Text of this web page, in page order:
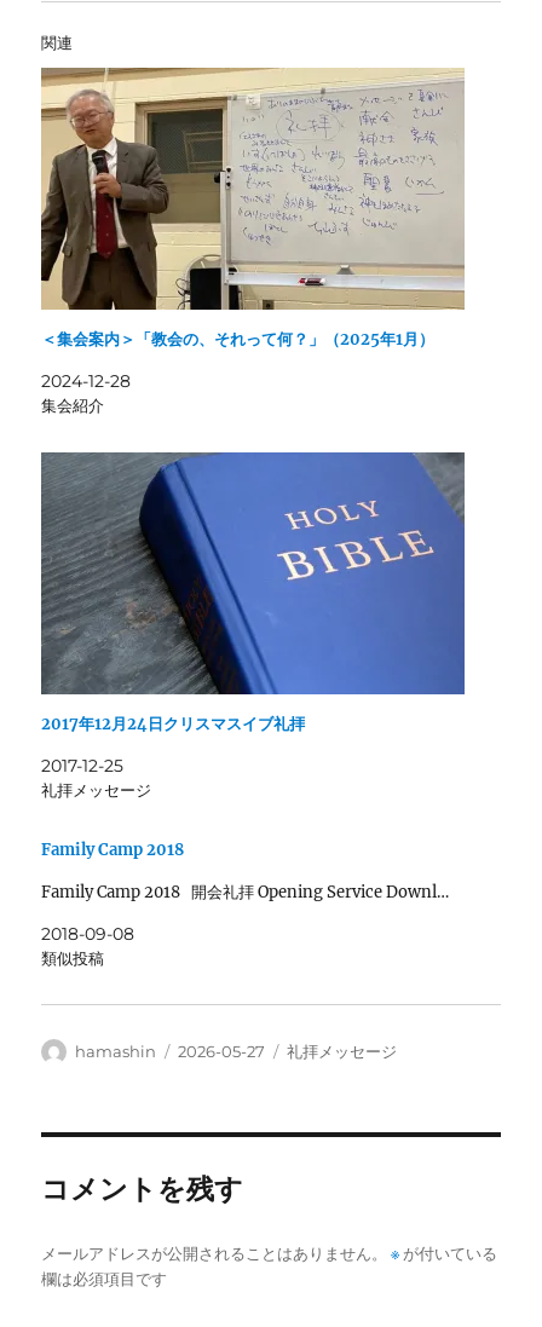
関連
＜集会案内＞「教会の、それって何？」（2025年1月）
2024-12-28
集会紹介
2017年12月24日クリスマスイブ礼拝
2017-12-25
礼拝メッセージ
Family Camp 2018
Family Camp 2018 開会礼拝 Opening Service Downl…
2018-09-08
類似投稿
投
hamashin
投
2026-05-27
カ
礼拝メッセージ
コメントを残す
メールアドレスが公開されることはありません。 ※ が付いている
欄は必須項目です